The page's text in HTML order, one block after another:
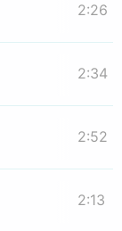
2:26
2:34
2:52
2:13